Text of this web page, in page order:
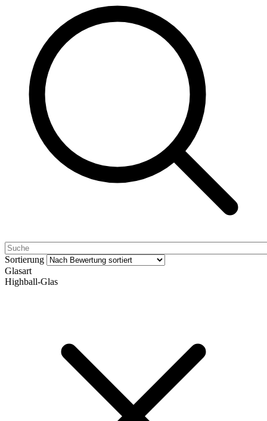
Sortierung
Glasart
Highball-Glas